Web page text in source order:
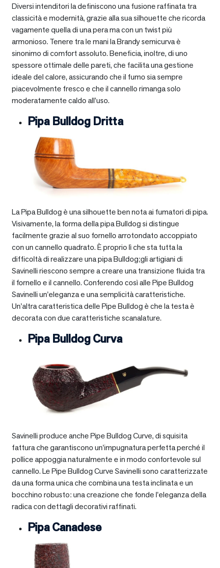
Diversi intenditori la definiscono una fusione raffinata tra
classicità e modernità, grazie alla sua silhouette che ricorda
vagamente quella di una pera ma con un twist più
armonioso. Tenere tra le mani la Brandy semicurva è
sinonimo di comfort assoluto. Beneficia, inoltre, di uno
spessore ottimale delle pareti, che facilita una gestione
ideale del calore, assicurando che il fumo sia sempre
piacevolmente fresco e che il cannello rimanga solo
moderatamente caldo all’uso.
Pipa Bulldog Dritta
La Pipa Bulldog è una silhouette ben nota ai fumatori di pipa.
Visivamente, la forma della pipa Bulldog si distingue
facilmente grazie al suo fornello arrotondato accoppiato
con un cannello quadrato. È proprio lì che sta tutta la
difficoltà di realizzare una pipa Bulldog;gli artigiani di
Savinelli riescono sempre a creare una transizione fluida tra
il fornello e il cannello. Conferendo così alle Pipe Bulldog
Savinelli un’eleganza e una semplicità caratteristiche.
Un’altra caratteristica delle Pipe Bulldog è che la testa è
decorata con due caratteristiche scanalature.
Pipa Bulldog Curva
Savinelli produce anche Pipe Bulldog Curve, di squisita
fattura che garantiscono un’impugnatura perfetta perché il
pollice appoggia naturalmente e in modo confortevole sul
cannello. Le Pipe Bulldog Curve Savinelli sono caratterizzate
da una forma unica che combina una testa inclinata e un
bocchino robusto: una creazione che fonde l’eleganza della
radica con dettagli decorativi raffinati.
Pipa Canadese